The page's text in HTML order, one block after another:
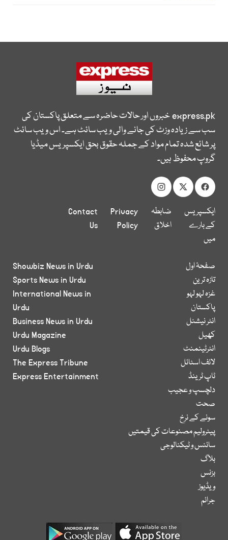
express.pkخبروں اور حالات حاضرہ سے متعلق پاکستان کی
سب سے زیادہ وزٹ کی جانے والی ویب سائٹ ہے۔ اس ویب سائٹ
پر شائع شدہ تمام مواد کے جملہ حقوق بحق ایکسپریس میڈیا
گروپ محفوظ ہیں۔
ایکسپریس
کے بارے
میں
ضابطہ
اخلاق
Privacy
Policy
Contact
Us
صفحۂ اول
تازہ ترین
غزہ لہو لہو
پاکستان
انٹر نیشنل
کھیل
انٹرٹینمنٹ
لائف اسٹائل
ٹاپ ٹرینڈ
دلچسپ و عجیب
صحت
سونے کے نرخ
پیٹرولیم مصنوعات کی قیمتیں
سائنس و ٹیکنالوجی
بلاگ
بزنس
ویڈیوز
جرائم
Showbiz News in Urdu
Sports News in Urdu
International News in
Urdu
Business News in Urdu
Urdu Magazine
Urdu Blogs
The Express Tribune
Express Entertainment